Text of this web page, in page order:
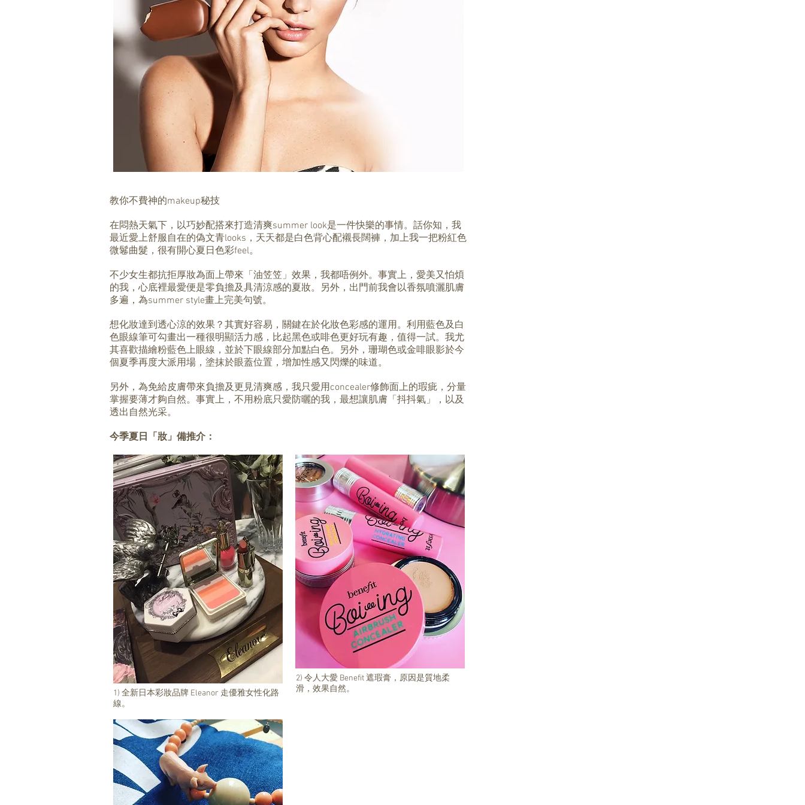
教你不費神的makeup秘技
在悶熱天氣下，以巧妙配搭來打造清爽summer look是一件快樂的事情。話你知，我
最近愛上舒服自在的偽文青looks，天天都是白色背心配襯長闊褲，加上我一把粉紅色
微鬈曲髮，很有開心夏日色彩feel。
不少女生都抗拒厚妝為面上帶來「油笠笠」效果，我都唔例外。事實上，愛美又怕煩
的我，心底裡最愛便是零負擔及具清涼感的夏妝。另外，出門前我會以香氛噴灑肌膚
多遍，為summer style畫上完美句號。
想化妝達到透心涼的效果？其實好容易，關鍵在於化妝色彩感的運用。利用藍色及白
色眼線筆可勾畫出一種很明顯活力感，比起黑色或啡色更好玩有趣，值得一試。我尤
其喜歡描繪粉藍色上眼線，並於下眼線部分加點白色。另外，珊瑚色或金啡眼影於今
個夏季再度大派用場，塗抹於眼蓋位置，增加性感又閃爍的味道。
另外，為免給皮膚帶來負擔及更見清爽感，我只愛用concealer修飾面上的瑕疵，分量
掌握要薄才夠自然。事實上，不用粉底只愛防曬的我，最想讓肌膚「抖抖氣」，以及
透出自然光采。
今季夏日「妝」備推介：
1) 全新日本彩妝品牌 Eleanor 走優雅女性化路
線。
2) 令人大愛 Benefit 遮瑕膏，原因是質地柔
滑，效果自然。